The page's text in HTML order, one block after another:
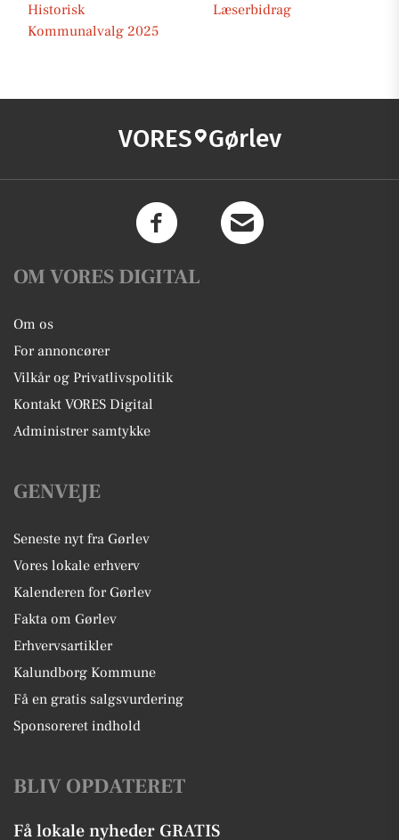
Historisk
Læserbidrag
Kommunalvalg 2025
VORES Gørlev
OM VORES DIGITAL
Om os
For annoncører
Vilkår og Privatlivspolitik
Kontakt VORES Digital
Administrer samtykke
GENVEJE
Seneste nyt fra Gørlev
Vores lokale erhverv
Kalenderen for Gørlev
Fakta om Gørlev
Erhvervsartikler
Kalundborg Kommune
Få en gratis salgsvurdering
Sponsoreret indhold
BLIV OPDATERET
Få lokale nyheder GRATIS